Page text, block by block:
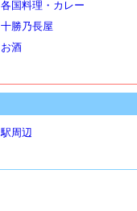
各国料理・カレー
十勝乃長屋
お酒
駅周辺